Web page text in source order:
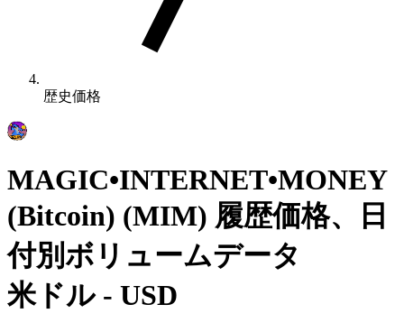
歴史価格
MAGIC•INTERNET•MONEY
(Bitcoin) (MIM) 履歴価格、日
付別ボリュームデータ
米ドル - USD